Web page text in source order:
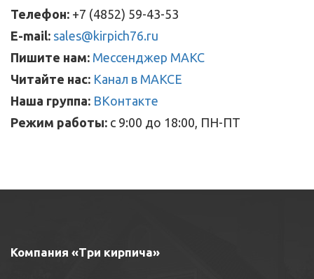
Телефон: +7 (4852) 59-43-53
E-mail: sales@kirpich76.ru
Пишите нам: Мессенджер МАКС
Читайте нас: Канал в МАКСЕ
Наша группа: ВКонтакте
Режим работы: с 9:00 до 18:00, ПН-ПТ
Компания «Три кирпича»